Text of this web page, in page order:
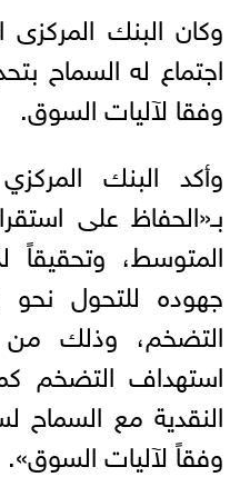
وكان البنك
اجتماع له السماح
وفقا لآليات السوق.
وأكد البنك
بـ«الحفاظ على
المتوسط، وتحقيقاً
جهوده للتحول
التضخم، وذلك من
استهداف التضخم
النقدية مع السماح
وفقاً لآليات السوق».